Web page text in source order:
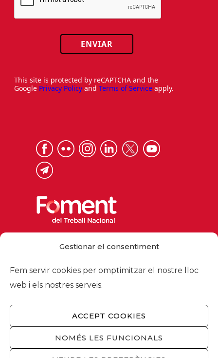
Gestionar el consentiment
Fem servir cookies per omptimitzar el nostre lloc
web i els nostres serveis.
ACCEPT COOKIES
NOMÉS LES FUNCIONALS
ENVIAR
This site is protected by reCAPTCHA and the
Google Privacy Policy and Terms of Service apply.
foment@foment.com
© 2026 - Foment del Treball Nacional
Nosaltres